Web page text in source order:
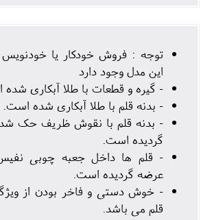
توجه : فروش خودکار یا
این مدل وجود دارد
- گیره و قطعات با طلا آبکاری
- بدنه قلم با طلا آبکاری شده است.
- بدنه قلم با نقوش ظریف حک
گردیده است.
- قلم ها داخل جعبه چوبی
عرضه گردیده است.
- خوش دستی و فاخر بودن از
قلم می باشد.